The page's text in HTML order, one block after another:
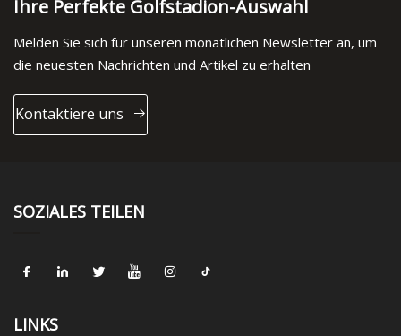
Ihre Perfekte Golfstadion-Auswahl
Melden Sie sich für unseren monatlichen Newsletter an, um
die neuesten Nachrichten und Artikel zu erhalten
Kontaktiere uns
SOZIALES TEILEN
LINKS